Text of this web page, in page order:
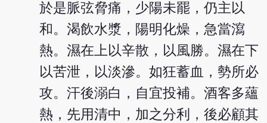
於是脈弦脅痛，少陽未罷，仍主以
和。渴飲水漿，陽明化燥，急當瀉
熱。濕在上以辛散，以風勝。濕在下
以苦泄，以淡滲。如狂蓄血，勢所必
攻。汗後溺白，自宜投補。酒客多蘊
熱，先用清中，加之分利，後必顧其